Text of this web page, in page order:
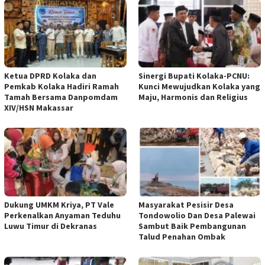
Ketua DPRD Kolaka dan
Pemkab Kolaka Hadiri Ramah
Tamah Bersama Danpomdam
XIV/HSN Makassar
Sinergi Bupati Kolaka-PCNU:
Kunci Mewujudkan Kolaka yang
Maju, Harmonis dan Religius
Dukung UMKM Kriya, PT Vale
Perkenalkan Anyaman Teduhu
Luwu Timur di Dekranas
Masyarakat Pesisir Desa
Tondowolio Dan Desa Palewai
Sambut Baik Pembangunan
Talud Penahan Ombak